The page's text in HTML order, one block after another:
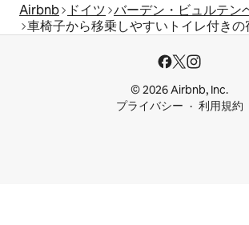
Airbnb ドイツ バーデン・ビュルテン
車椅子から移乗しやすいトイレ付きの
© 2026 Airbnb, Inc.
プライバシー
利用規約